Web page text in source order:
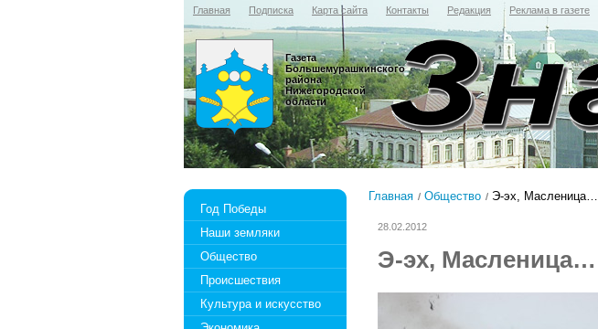
Главная Подписка Карта сайта Контакты Редакция Реклама в газете
Газета
Большемурашкинского
района
Нижегородской
области
Год Победы
Наши земляки
Общество
Происшествия
Культура и искусство
Главная Общество Э-эх, Масленица…
28.02.2012
Э-эх, Масленица…